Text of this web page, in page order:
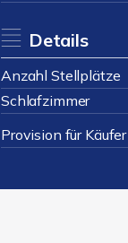
Details
Anzahl Stellplätze
Schlafzimmer
Provision für Käufer